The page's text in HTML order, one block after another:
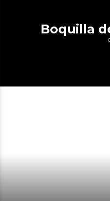
Boquilla